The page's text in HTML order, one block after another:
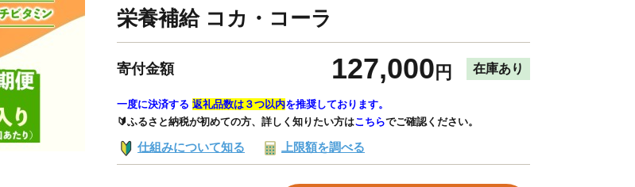
栄養補給 コカ・コーラ
寄付金額 127,000 円 在庫あり
一度に決済する 返礼品数は３つ以内を推奨しております。
🔰ふるさと納税が初めての方、詳しく知りたい方はこちらでご確認ください。
仕組みについて知る 上限額を調べる